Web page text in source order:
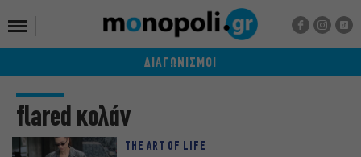
ΔΙΑΓΩΝΙΣΜΟΙ
flared κολάν
THE ART OF LIFE